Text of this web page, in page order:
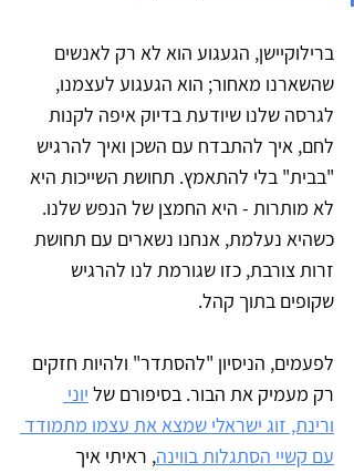
ברילוקיישן, הגעגוע הוא לא רק לאנשים
שהשארנו מאחור; הוא הגעגוע לעצמנו,
לגרסה שלנו שיודעת בדיוק איפה לקנות
לחם, איך להתבדח עם השכן ואיך להרגיש
"בבית" בלי להתאמץ. תחושת השייכות היא
לא מותרות - היא החמצן של הנפש שלנו.
כשהיא נעלמת, אנחנו נשארים עם תחושת
זרות צורבת, כזו שגורמת לנו להרגיש
שקופים בתוך קהל.
לפעמים, הניסיון "להסתדר" ולהיות חזקים
רק מעמיק את הבור. בסיפורם של יוני
ורינת, זוג ישראלי שמצא את עצמו מתמודד
עם קשיי הסתגלות בווינה, ראיתי איך